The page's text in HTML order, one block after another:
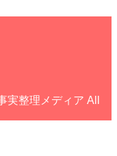
整理メディア All